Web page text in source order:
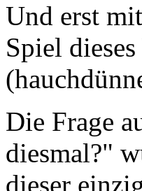
Und erst
Spiel
Die Frage
diesmal?"
dieser